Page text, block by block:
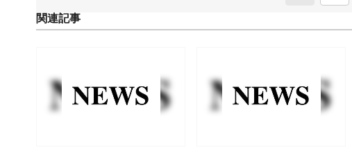
関連記事